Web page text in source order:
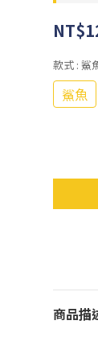
款式 : 鯊
鯊魚
商品描